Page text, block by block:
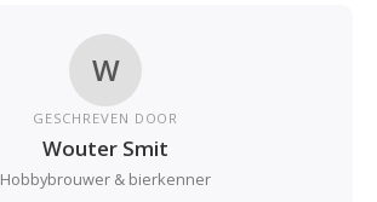
W
GESCHREVEN DOOR
Wouter Smit
Hobbybrouwer & bierkenner